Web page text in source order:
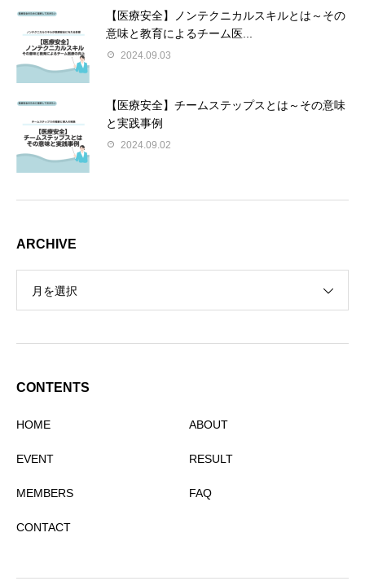
【医療安全】ノンテクニカルスキルとは～その
意味と教育によるチーム医...
2024.09.03
【医療安全】チームステップスとは～その意味
と実践事例
2024.09.02
ARCHIVE
月を選択
CONTENTS
HOME ABOUT
EVENT RESULT
MEMBERS FAQ
CONTACT